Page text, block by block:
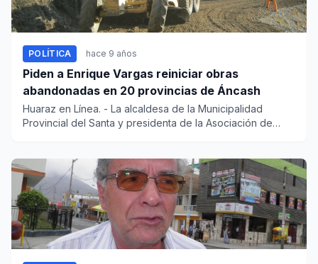
POLÍTICA hace 9 años
Piden a Enrique Vargas reiniciar obras
abandonadas en 20 provincias de Áncash
Huaraz en Línea. - La alcaldesa de la Municipalidad
Provincial del Santa y presidenta de la Asociación de